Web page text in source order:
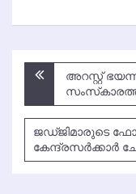
Post
navigation
അറസ്റ്റ്
ജഡ്ജിമാരുടെ
കേന്ദ്രസര്‍ക്കാര്‍